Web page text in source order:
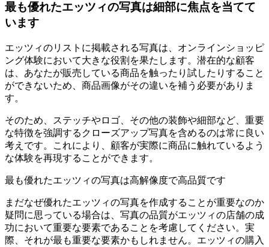
最も優れたエッツィの写真は細部に焦点を当てて
います
エッツィのリストに掲載される写真は、オンラインショッピ
ング体験において大きな役割を果たします。潜在的な顧客
は、あなたが販売している商品を触ったり試したりすること
ができないため、商品画像がその違いを補う必要がありま
す。
そのため、ステッチやロゴ、その他の装飾や細部など、重要
な特徴を強調するクローズアップ写真を含めるのは常に良い
考えです。これにより、顧客が実際に商品に触れているよう
な体験を再現することができます。
最も優れたエッツィの写真は高解像度で高品質です
まだなぜ優れたエッツィの写真を作成することが重要なのか
疑問に思っている場合は、写真の品質がエッツィの店舗の成
功において重要な要素であることを考慮してください。実
際、それが最も重要な要素かもしれません。エッツィの購入